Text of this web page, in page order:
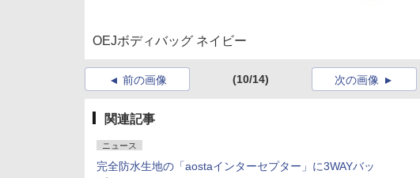
OEJボディバッグ ネイビー
前の画像 (10/14) 次の画像
関連記事
ニュース
完全防水生地の「aostaインターセプター」に3WAYバッ